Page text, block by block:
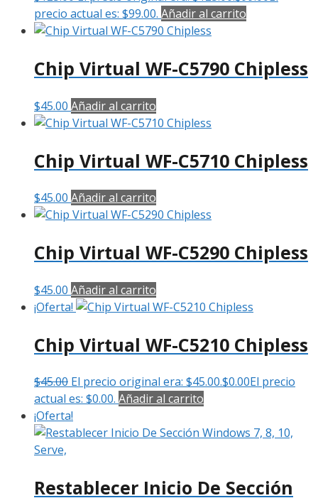
precio actual es: $99.00. Añadir al carrito
Chip Virtual WF-C5790 Chipless
$45.00 Añadir al carrito
Chip Virtual WF-C5710 Chipless
$45.00 Añadir al carrito
Chip Virtual WF-C5290 Chipless
$45.00 Añadir al carrito
¡Oferta!
Chip Virtual WF-C5210 Chipless
$45.00 El precio original era: $45.00.$0.00El precio
actual es: $0.00. Añadir al carrito
¡Oferta!
Restablecer Inicio De Sección